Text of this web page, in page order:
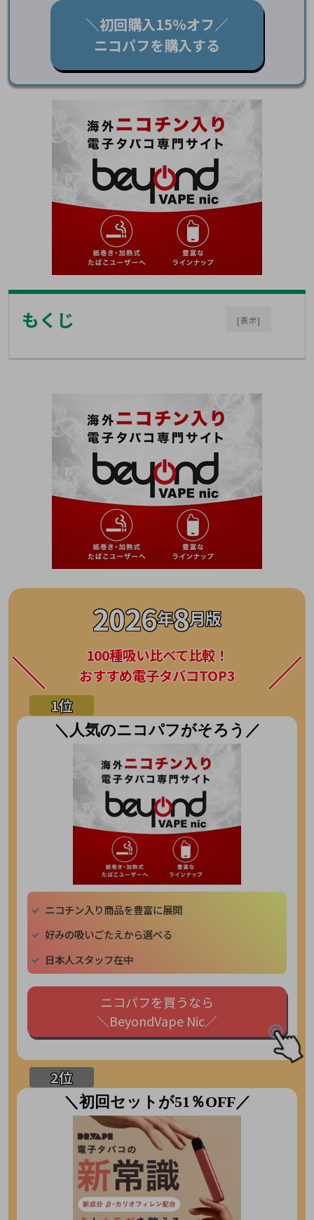
＼初回購入15％オフ／
ニコパフを購入する
もくじ [表示]
2026年8月版
100種吸い比べて比較！
おすすめ電子タバコTOP3
＼人気のニコパフがそろう／
ニコチン入り商品を豊富に展開
好みの吸いごたえから選べる
日本人スタッフ在中
ニコパフを買うなら
＼BeyondVape Nic／
＼初回セットが51％OFF／